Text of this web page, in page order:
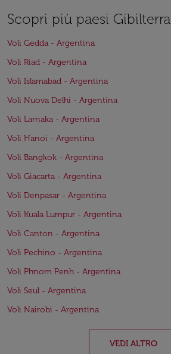
Scopri più paesi Gibilterra
Voli Gedda - Argentina
Voli Riad - Argentina
Voli Islamabad - Argentina
Voli Nuova Delhi - Argentina
Voli Larnaka - Argentina
Voli Hanoi - Argentina
Voli Bangkok - Argentina
Voli Giacarta - Argentina
Voli Denpasar - Argentina
Voli Kuala Lumpur - Argentina
Voli Canton - Argentina
Voli Pechino - Argentina
Voli Phnom Penh - Argentina
Voli Seul - Argentina
Voli Nairobi - Argentina
VEDI ALTRO